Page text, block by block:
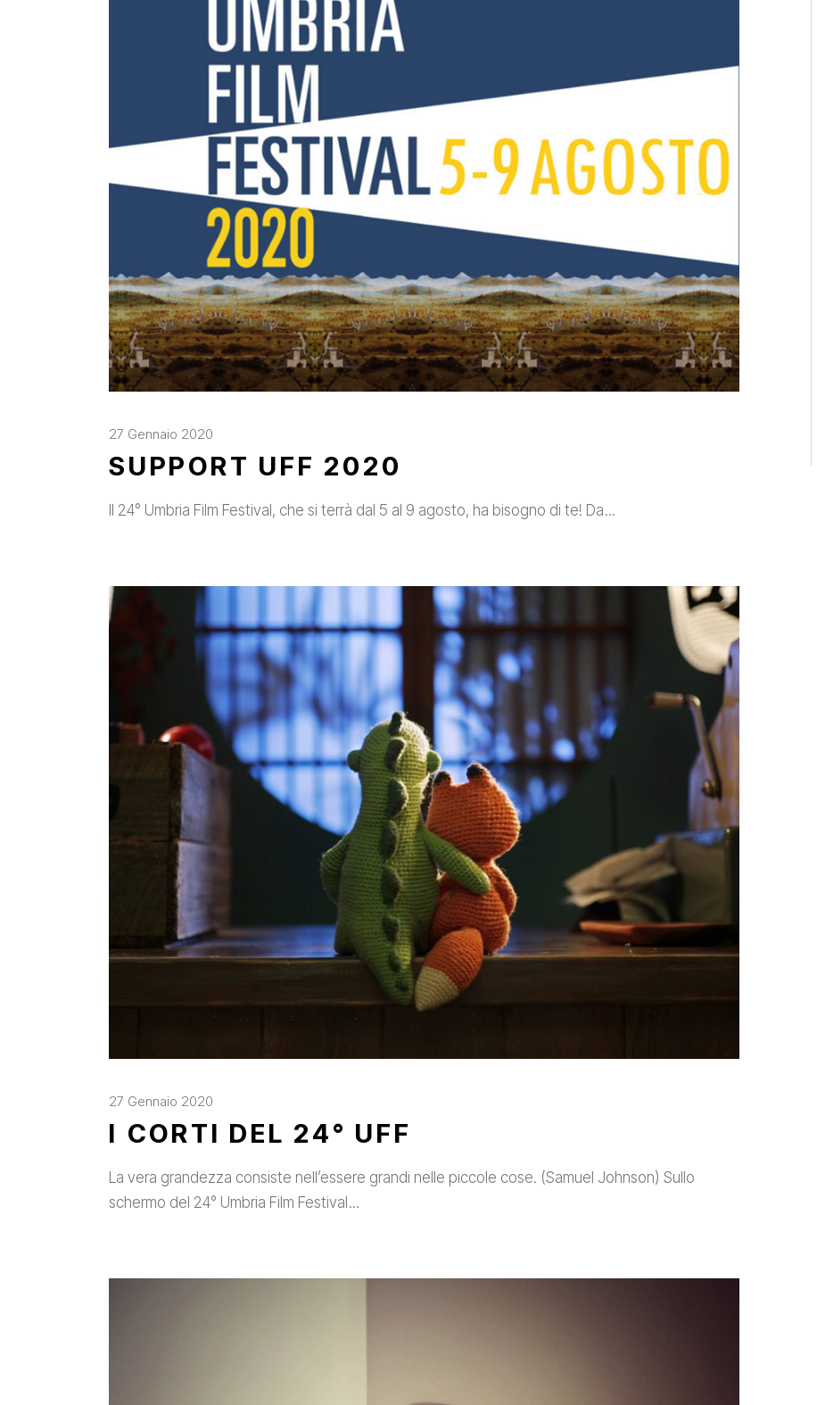
27 Gennaio 2020
SUPPORT UFF 2020
Il 24° Umbria Film Festival, che si terrà dal 5 al 9 agosto, ha bisogno di te! Da
27 Gennaio 2020
I CORTI DEL 24° UFF
La vera grandezza consiste nell’essere grandi nelle piccole cose. (Samuel Johnson) Sullo
schermo del 24° Umbria Film Festival